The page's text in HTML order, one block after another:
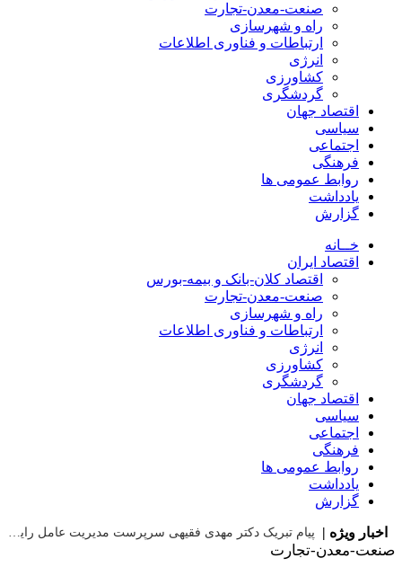
صنعت-معدن-تجارت
راه و شهرسازی
ارتباطات و فناوری اطلاعات
انرژی
کشاورزی
گردشگری
اقتصاد جهان
سیاسی
اجتماعی
فرهنگی
روابط عمومی ها
یادداشت
گزارش
خــانه
اقتصاد ایران
اقتصاد کلان-بانک و بیمه-بورس
صنعت-معدن-تجارت
راه و شهرسازی
ارتباطات و فناوری اطلاعات
انرژی
کشاورزی
گردشگری
اقتصاد جهان
سیاسی
اجتماعی
فرهنگی
روابط عمومی ها
یادداشت
گزارش
اخبار ویژه | پیام تبریک دکتر مهدی فقیهی سرپرست مدیریت عامل رایتل به مناسبت ۱۷ مرداد، روز خبرنگار
صنعت-معدن-تجارت